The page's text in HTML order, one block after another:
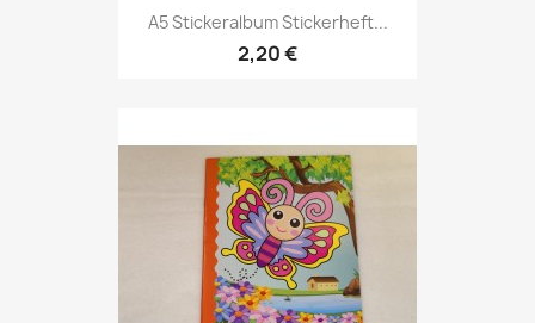
A5 Stickeralbum Stickerheft...
2,20 €